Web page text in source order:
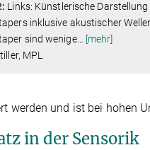
Links: Künstlerische Darstellung
inklusive akustischer
sind wenige… [mehr]
MPL
werden und ist bei hohen
in der Sensorik